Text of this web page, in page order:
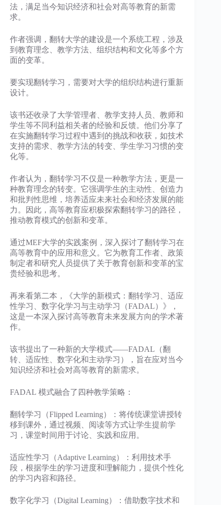
法，满足当今知识经济和社会对高等教育的新需
求。
作者强调，翻转大学的建设是一个系统工程，涉及
到教育理念、教学方法、组织结构和文化等多个方
面的变革。
要实现翻转学习，需要对大学的组织结构进行重新
设计。
该书还收录了大学管理者、教学支持人员、教师和
学生等不同利益相关者的经验和反馈。他们分享了
在实施翻转学习过程中遇到的挑战和收获，如技术
支持的需求、教学方法的转变、学生学习习惯的变
化等。
作者认为，翻转学习不仅是一种教学方法，更是一
种教育理念的转变。它强调学生的主动性、创造力
和批判性思维，培养适应未来社会和经济发展的能
力。因此，高等教育应积极探索翻转学习的路径，
推动教育模式的创新和变革。
通过MEF大学的实践案例，深入探讨了翻转学习在
高等教育中的应用和意义。它为教育工作者、政策
制定者和研究人员提供了关于教育创新和变革的宝
贵经验和思考。
再来看第二本，《大学的新模式：翻转学习、适应
性学习、数字化学习与主动学习（FADAL）》，
这是一本深入探讨高等教育未来发展方向的学术著
作。
该书提出了一种新的大学模式——FADAL（翻
转、适应性、数字化和主动学习），旨在应对当今
知识经济和社会对高等教育的新需求。
FADAL 模式融合了四种教学策略：
翻转学习（Flipped Learning）：将传统课堂讲授转
移到课外，通过视频、阅读等方式让学生提前学
习，课堂时间用于讨论、实践和应用。
适应性学习（Adaptive Learning）：利用技术手
段，根据学生的学习进度和理解能力，提供个性化
的学习内容和路径。
数字化学习（Digital Learning）：借助数字技术和